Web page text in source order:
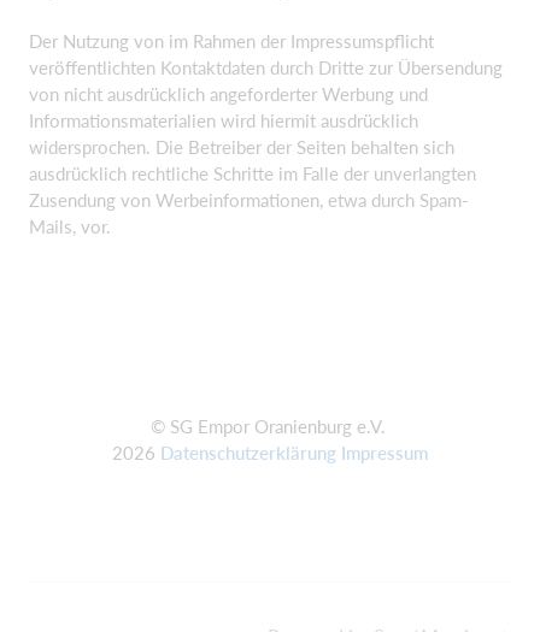
Der Nutzung von im Rahmen der Impressumspflicht
veröffentlichten Kontaktdaten durch Dritte zur Übersendung
von nicht ausdrücklich angeforderter Werbung und
Informationsmaterialien wird hiermit ausdrücklich
widersprochen. Die Betreiber der Seiten behalten sich
ausdrücklich rechtliche Schritte im Falle der unverlangten
Zusendung von Werbeinformationen, etwa durch Spam-
Mails, vor.
© SG Empor Oranienburg e.V.
2026 Datenschutzerklärung Impressum